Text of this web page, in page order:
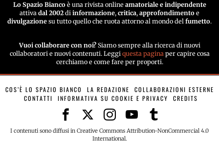
Lo Spazio Biancoè una rivista online amatoriale e indipendente
attiva dal 2002 di informazione, critica, approfondimento e
divulgazione su tutto quello che ruota attorno al mondo del fumetto.
Vuoi collaborare con noi? Siamo sempre alla ricerca di nuovi
collaboratori e nuovi contenuti. Leggi questa pagina per capire cosa
cerchiamo e come fare per proporti.
COS’È LO SPAZIO BIANCO LA REDAZIONE
COLLABORAZIONI ESTERNE
CONTATTI
INFORMATIVA SU COOKIE E PRIVACY CREDITS
I contenuti sono diffusi in Creative Commons Attribution-NonCommercial 4.0
International.